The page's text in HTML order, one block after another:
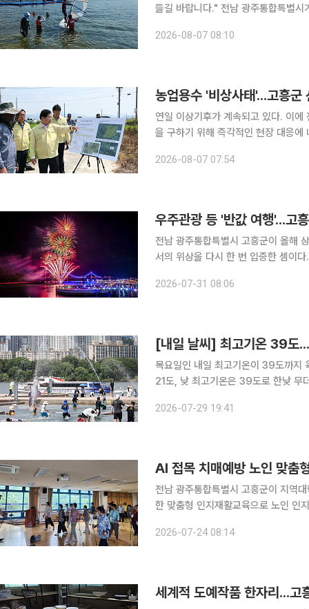
들길 바랍니다." 전남 광주통합특별시가 본격적인 여름 휴가철을 맞아 지역 내 12개 시·군 50개 해
나섰다. 7일 전남 광주특별시에
2026-08-07 08:10
농업용수 '비상사태'...고흥군
연일 이상기후가 계속되고 있다. 이에 전남 광주특별시 고흥군이 폭염과 가뭄으로 타들어가는 농심
을 구하기 위해 즉각적인 현장 대응에 나섰다고 7일 밝혔다.
입했다. 우선 물 손실을 막기 위해
2026-08-07 07:54
우주관광 등 '반값 여행'...고
전남 광주통합특별시 고흥군이 올해 상반기 관광
서의 위상을 다시 한 번 입증한 셈이다. 31일 고흥군에 따르면 올해 상반기 관광객은 500만명
2026-07-31 08:06
[내일 날씨] 최고기온 39도
목요일인 내일 최고기온이 39도까지 육박하면
21도, 낮 최고기온은 39도로 한낮 무더위가 이어지겠다. 이날 오
서울 동남·동북·서남권, 경기도 고양시
2026-07-29 19:41
AI 접목 치매예방 노인 맞춤
전남 광주통합특별시 고흥군이 지역대학 앵커사업
한 맞춤형 인지재활교육으로 노인 인지 건강증진에 나선다. 고
여수한영대학교가 주관하며 군은 지
2026-07-24 08:14
세계적 도예작품 한자리...고